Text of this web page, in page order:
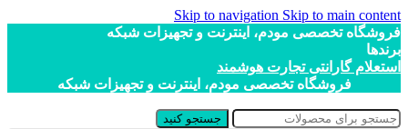
Skip to navigation Skip to main content
فروشگاه تخصصی مودم، اینترنت و تجهیزات شبکه
برندها
استعلام گارانتی تجارت هوشمند
فروشگاه تخصصی مودم، اینترنت و تجهیزات شبکه
جستجو کنید